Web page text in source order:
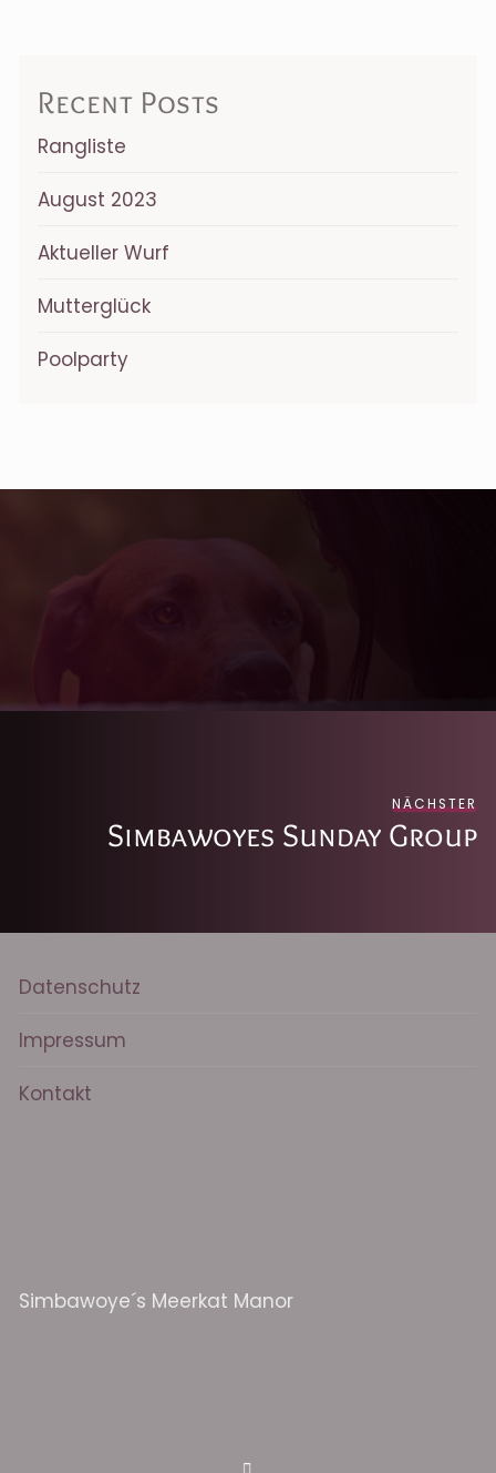
Recent Posts
Rangliste
August 2023
Aktueller Wurf
Mutterglück
Poolparty
NÄCHSTER
Simbawoyes Sunday Group
Datenschutz
Impressum
Kontakt
Simbawoye´s Meerkat Manor